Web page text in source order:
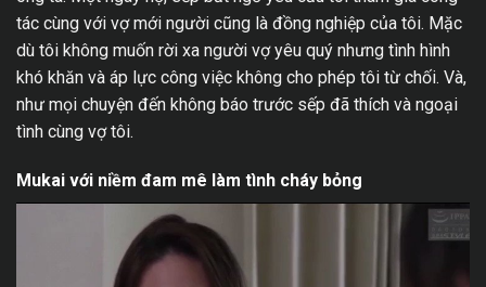
tác cùng với vợ mới người cũng là đồng nghiệp của tôi. Mặc
dù tôi không muốn rời xa người vợ yêu quý nhưng tình hình
khó khăn và áp lực công việc không cho phép tôi từ chối. Và,
như mọi chuyện đến không báo trước sếp đã thích và ngoại
tình cùng vợ tôi.
Mukai với niềm đam mê làm tình cháy bỏng